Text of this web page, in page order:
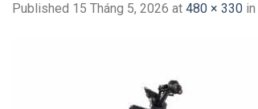
Published 15 Tháng 5, 2026 at 480 × 330 in